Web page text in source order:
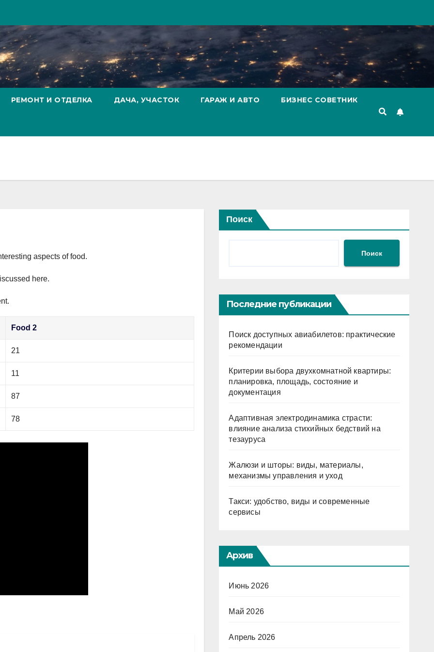
РЕМОНТ И ОТДЕЛКА ДАЧА, УЧАСТОК ГАРАЖ И АВТО БИЗНЕС СОВЕТНИК
aspects of food.
here.
Food 2
21
11
87
78
Поиск
Поиск
Последние публикации
Поиск доступных авиабилетов: практические
рекомендации
Критерии выбора двухкомнатной квартиры:
планировка, площадь, состояние и
документация
Адаптивная электродинамика страсти:
влияние анализа стихийных бедствий на
тезауруса
Жалюзи и шторы: виды, материалы,
механизмы управления и уход
Такси: удобство, виды и современные
сервисы
Архив
Июнь 2026
Май 2026
Апрель 2026